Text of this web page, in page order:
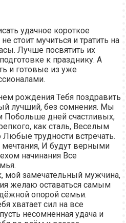
удачное короткое
стоит мучиться и тратить на
Лучше посвятить их
к празднику. А
и готовые из уже
рождения Тебя поздравить
лучший, без сомнения. Мы
Побольше дней счастливых,
как сталь, Веселым
трудности встречать.
мечтания, И будут верными
начинания Все
мой замечательный мужчина,
желаю оставаться самым
опорой семьи.
хватает сил на все
несомненная удача и